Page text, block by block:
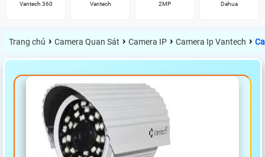
Vantech 360
Vantech
2MP
Dahua
Trang chủ › Camera Quan Sát › Camera IP › Camera Ip Vantech ›